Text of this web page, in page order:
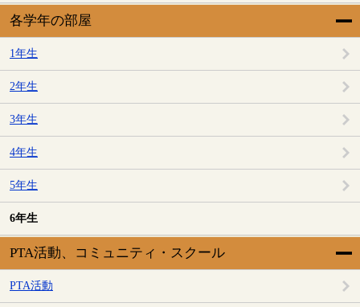
各学年の部屋
1年生
2年生
3年生
4年生
5年生
6年生
PTA活動、コミュニティ・スクール
PTA活動